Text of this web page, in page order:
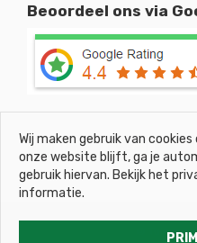
Beoordeel ons via
©
Wij maken gebruik van
onze website blijft, ga je
gebruik hiervan. Bekijk het
informatie.